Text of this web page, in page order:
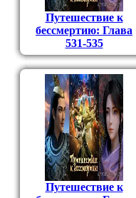
Путешествие к
бессмертию: Глава
531-535
Путешествие к